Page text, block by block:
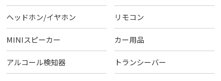
ヘッドホン/イヤホン リモコン
MINIスピーカー カー用品
アルコール検知器 トランシーバー